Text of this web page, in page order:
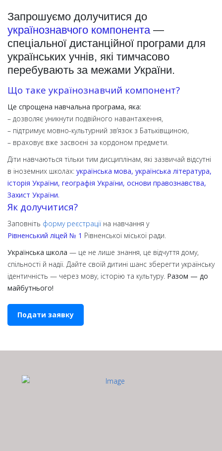
Запрошуємо долучитися до
українознавчого компонента —
спеціальної дистанційної програми для
українських учнів, які тимчасово
перебувають за межами України.
Що таке українознавчий компонент?
Це спрощена навчальна програма, яка:
– дозволяє уникнути подвійного навантаження,
– підтримує мовно-культурний зв’язок з Батьківщиною,
– враховує вже засвоєні за кордоном предмети.
Діти навчаються тільки тим дисциплінам, які зазвичай відсутні
в іноземних школах: українська мова, українська література,
історія України, географія України, основи правознавства,
Захист України.
Як долучитися?
Заповніть форму реєстрації на навчання у
Рівненський ліцей № 1 Рівненської міської ради.
Українська школа — це не лише знання, це відчуття дому,
спільності й надії. Дайте своїй дитині шанс зберегти українську
ідентичність — через мову, історію та культуру. Разом — до
майбутнього!
Подати заявку